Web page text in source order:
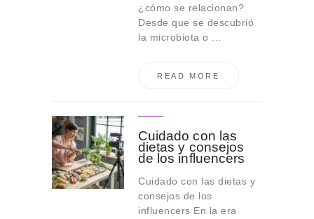
¿cómo se relacionan?
Desde que se descubrió
la microbiota o ...
READ MORE
Cuidado con las
dietas y consejos
de los influencers
Cuidado con las dietas y
consejos de los
influencers En la era